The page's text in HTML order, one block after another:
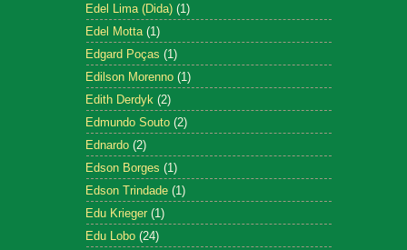
Edel Lima (Dida) (1)
Edel Motta (1)
Edgard Poças (1)
Edilson Morenno (1)
Edith Derdyk (2)
Edmundo Souto (2)
Ednardo (2)
Edson Borges (1)
Edson Trindade (1)
Edu Krieger (1)
Edu Lobo (24)